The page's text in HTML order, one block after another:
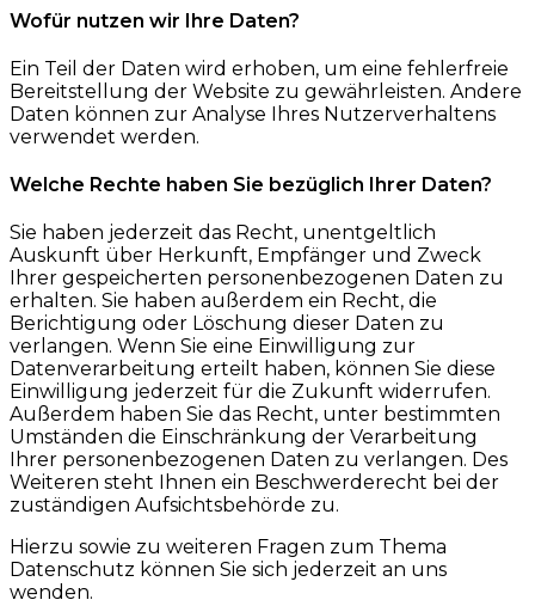
Wofür nutzen wir Ihre Daten?
Ein Teil der Daten wird erhoben, um eine fehlerfreie
Bereitstellung der Website zu gewährleisten. Andere
Daten können zur Analyse Ihres Nutzerverhaltens
verwendet werden.
Welche Rechte haben Sie bezüglich Ihrer Daten?
Sie haben jederzeit das Recht, unentgeltlich
Auskunft über Herkunft, Empfänger und Zweck
Ihrer gespeicherten personenbezogenen Daten zu
erhalten. Sie haben außerdem ein Recht, die
Berichtigung oder Löschung dieser Daten zu
verlangen. Wenn Sie eine Einwilligung zur
Datenverarbeitung erteilt haben, können Sie diese
Einwilligung jederzeit für die Zukunft widerrufen.
Außerdem haben Sie das Recht, unter bestimmten
Umständen die Einschränkung der Verarbeitung
Ihrer personenbezogenen Daten zu verlangen. Des
Weiteren steht Ihnen ein Beschwerderecht bei der
zuständigen Aufsichtsbehörde zu.
Hierzu sowie zu weiteren Fragen zum Thema
Datenschutz können Sie sich jederzeit an uns
wenden.